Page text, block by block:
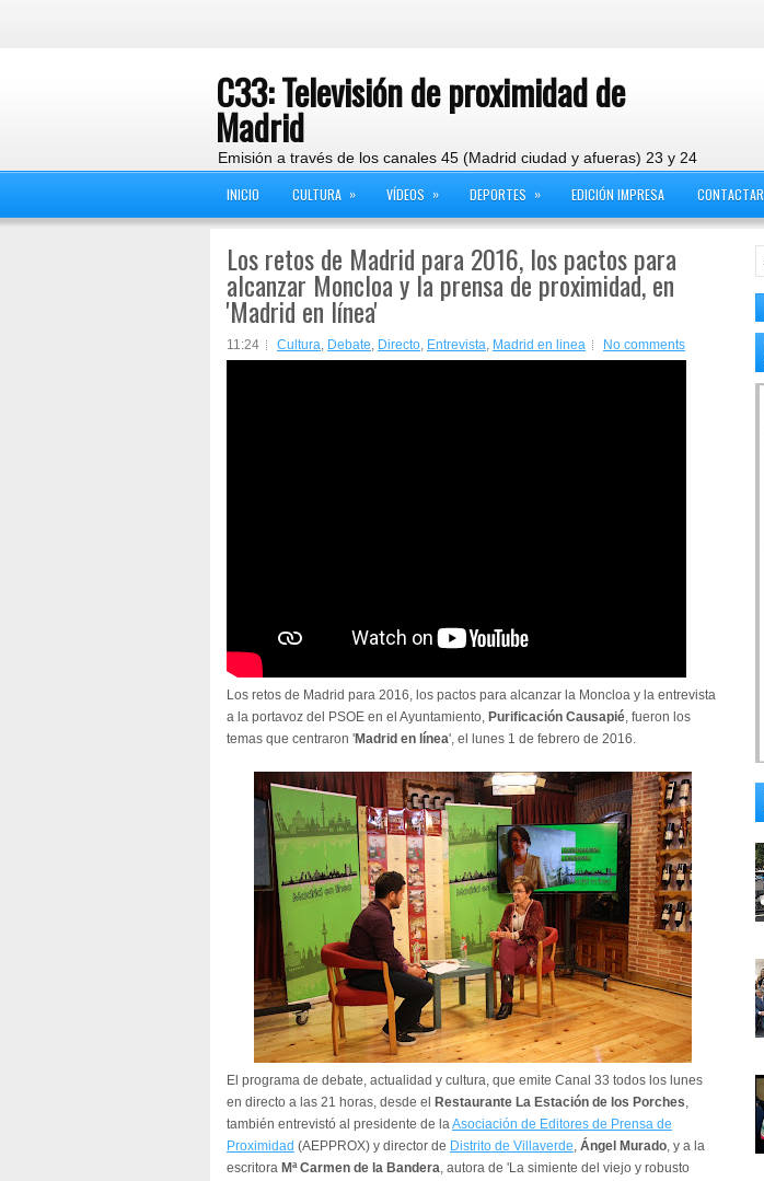
C33: Televisión de proximidad de
Madrid
Emisión a través de los canales 45 (Madrid ciudad y afueras) 23 y 24
INICIO CULTURA » VÍDEOS » DEPORTES » EDICIÓN IMPRESA CONTACTAR
Los retos de Madrid para 2016, los pactos para
alcanzar Moncloa y la prensa de proximidad, en
'Madrid en línea'
11:24 Cultura, Debate, Directo, Entrevista, Madrid en linea No comments
Los retos de Madrid para 2016, los pactos para alcanzar la Moncloa y la entrevista
a la portavoz del PSOE en el Ayuntamiento, Purificación Causapié, fueron los
temas que centraron 'Madrid en línea', el lunes 1 de febrero de 2016.
El programa de debate, actualidad y cultura, que emite Canal 33 todos los lunes
en directo a las 21 horas, desde el
Restaurante La Estación de los Porches,
también entrevistó al presidente de laAsociación de Editores de Prensa de
Proximidad (AEPPROX) y director de Distrito de Villaverde, Ángel Murado, y a la
escritora Mª Carmen de la Bandera, autora de 'La simiente del viejo y robusto